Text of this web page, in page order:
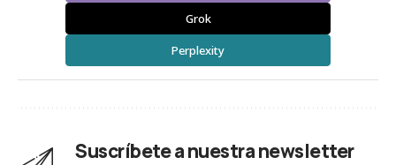
Grok
Perplexity
Suscríbete a nuestra newsletter